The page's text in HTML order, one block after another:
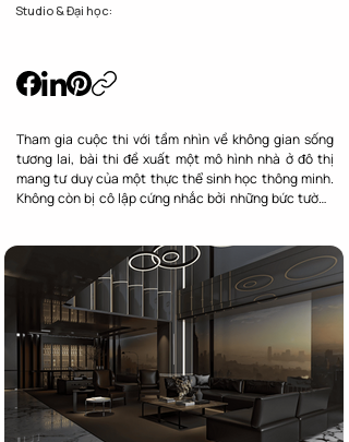
Studio & Đại học:
Tham gia cuộc thi với tầm nhìn về không gian sống
tương lai, bài thi đề xuất một mô hình nhà ở đô thị
mang tư duy của một thực thể sinh học thông minh.
Không còn bị cô lập cứng nhắc bởi những bức tường
mô phỏng hoàn hảo cơ chế đóng mở lỗ khí của thực
vật. Đây là câu trả lời mang tính chiến lược cho bài
toán sống trong lành tại các đô thị nén hiện nay.